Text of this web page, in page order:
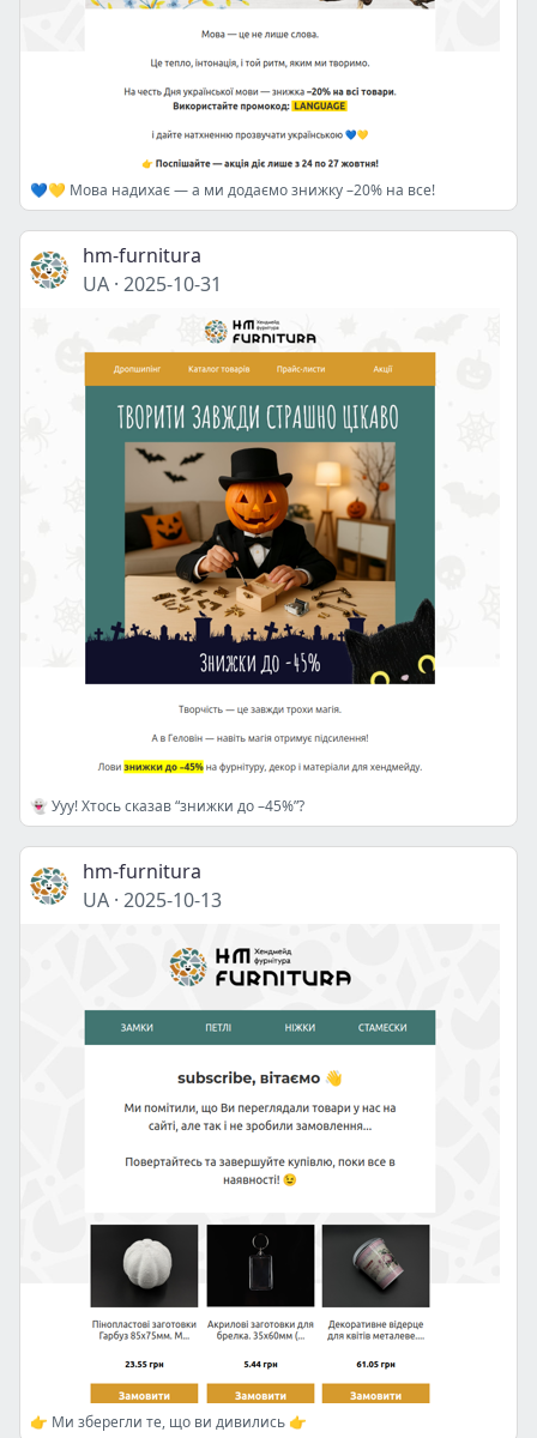
💙💛 Мова надихає — а ми додаємо знижку –20% на все!
hm-furnitura
UA · 2025-10-31
👻 Ууу! Хтось сказав “знижки до –45%”?
hm-furnitura
UA · 2025-10-13
👉 Ми зберегли те, що ви дивились 👉